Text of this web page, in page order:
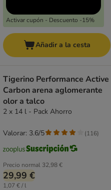
Activar cupón - Descuento -15%
Añadir a la cesta
Tigerino Performance Active
Carbon arena aglomerante
olor a talco
2 x 14 l - Pack Ahorro
Precio normal 32,98 €
29,99 €
1,07 € / l
Valorar: 3.6/5 (116)